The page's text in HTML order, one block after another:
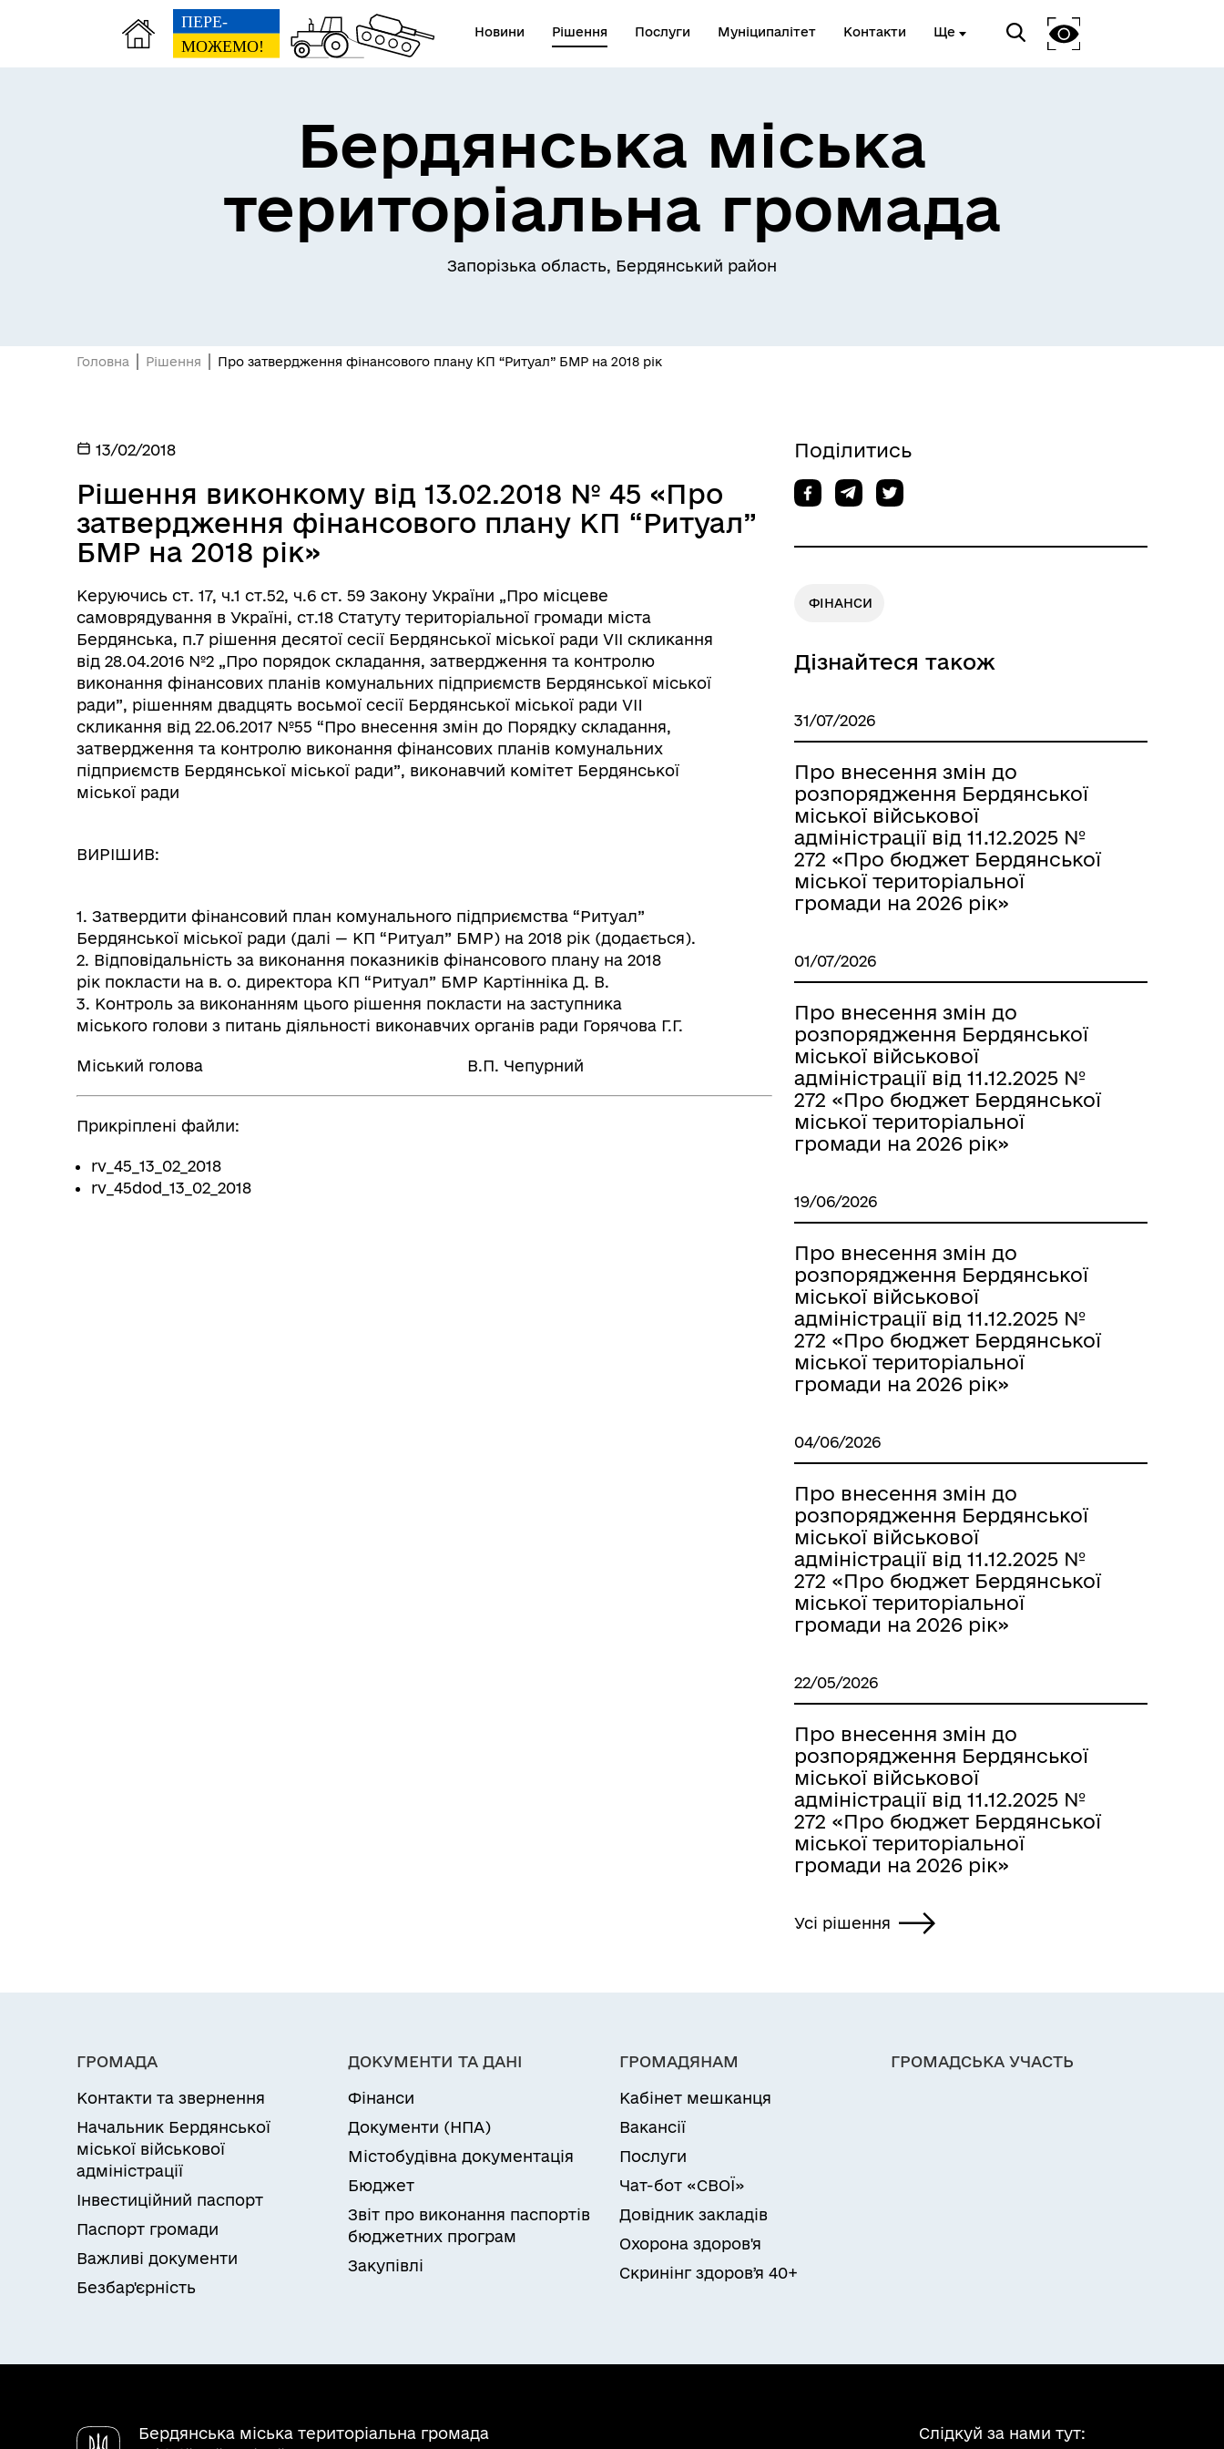
Новини Рішення Послуги Муніципалітет Контакти Ще
Герої не вмирають
Бердянська міська
територіальна громада
Запорізька область, Бердянський район
Головна Рішення Про затвердження фінансового плану КП “Ритуал” БМР на 2018 рік
13/02/2018
Рішення виконкому від 13.02.2018 № 45 «Про
затвердження фінансового плану КП “Ритуал”
БМР на 2018 рік»
Керуючись ст. 17, ч.1 ст.52, ч.6 ст. 59 Закону України „Про місцеве
самоврядування в Україні, ст.18 Статуту територіальної громади міста
Бердянська, п.7 рішення десятої сесії Бердянської міської ради VІІ скликання
від 28.04.2016 №2 „Про порядок складання, затвердження та контролю
виконання фінансових планів комунальних підприємств Бердянської міської
ради”, рішенням двадцять восьмої сесії Бердянської міської ради VII
скликання від 22.06.2017 №55 “Про внесення змін до Порядку складання,
затвердження та контролю виконання фінансових планів комунальних
підприємств Бердянської міської ради”, виконавчий комітет Бердянської
міської ради
ВИРІШИВ:
1. Затвердити фінансовий план комунального підприємства “Ритуал”
Бердянської міської ради (далі — КП “Ритуал” БМР) на 2018 рік (додається).
2. Відповідальність за виконання показників фінансового плану на 2018
рік покласти на в. о. директора КП “Ритуал” БМР Картінніка Д. В.
3. Контроль за виконанням цього рішення покласти на заступника
міського голови з питань діяльності виконавчих органів ради Горячова Г.Г.
Міський голова В.П. Чепурний
Прикріплені файли:
rv_45_13_02_2018
rv_45dod_13_02_2018
Поділитись
ФІНАНСИ
Дізнайтеся також
31/07/2026
Про внесення змін до
розпорядження Бердянської
міської військової
адміністрації від 11.12.2025 №
272 «Про бюджет Бердянської
міської територіальної
громади на 2026 рік»
01/07/2026
Про внесення змін до
розпорядження Бердянської
міської військової
адміністрації від 11.12.2025 №
272 «Про бюджет Бердянської
міської територіальної
громади на 2026 рік»
19/06/2026
Про внесення змін до
розпорядження Бердянської
міської військової
адміністрації від 11.12.2025 №
272 «Про бюджет Бердянської
міської територіальної
громади на 2026 рік»
04/06/2026
Про внесення змін до
розпорядження Бердянської
міської військової
адміністрації від 11.12.2025 №
272 «Про бюджет Бердянської
міської територіальної
громади на 2026 рік»
22/05/2026
Про внесення змін до
розпорядження Бердянської
міської військової
адміністрації від 11.12.2025 №
272 «Про бюджет Бердянської
міської територіальної
громади на 2026 рік»
Усі рішення
ГРОМАДА
Контакти та звернення
Начальник Бердянської
міської військової
адміністрації
Інвестиційний паспорт
Паспорт громади
Важливі документи
Безбар'єрність
ДОКУМЕНТИ ТА ДАНІ
Фінанси
Документи (НПА)
Містобудівна документація
Бюджет
Звіт про виконання паспортів
бюджетних програм
Закупівлі
ГРОМАДЯНАМ
Кабінет мешканця
Вакансії
Послуги
Чат-бот «СВОЇ»
Довідник закладів
Охорона здоров'я
Скринінг здоровʼя 40+
ГРОМАДСЬКА УЧАСТЬ
Бердянська міська територіальна громада
Слідкуй за нами тут: